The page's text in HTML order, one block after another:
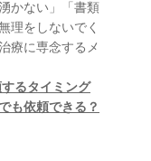
かない」「書類
理をしないでく
療に専念するメ
るタイミング
も依頼できる？